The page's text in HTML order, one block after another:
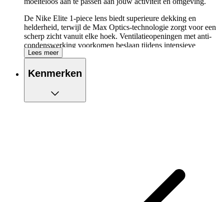
De Nike Elite 1-piece lens biedt superieure dekking en
helderheid, terwijl de Max Optics-technologie zorgt voor een
scherp zicht vanuit elke hoek. Ventilatieopeningen met anti-
condenswerking voorkomen beslaan tijdens intensieve
inspanning. De verstelbare pootjes met rubberen sleeves
de luchtcirculatie verbetert en schokken absorbeert.
voor minstens 45% bestaat uit castorolie — een duurzamere
Show X Rush E Sunglasses op een rijtje:
Nike Elite 1-piece lens biedt superieure dekking en
Lees meer
Kenmerken